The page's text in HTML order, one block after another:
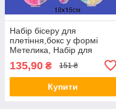
Набір бісеру для
плетіння,бокс у формі
Метелика, Набір для
плетіння бісером 18*15 см
No61
135,90 ₴ 151 ₴
Купити